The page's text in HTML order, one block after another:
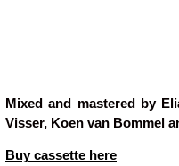
Mixed and mastered by
Visser, Koen van Bommel
Buy cassette here